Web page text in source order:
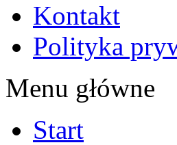
Kontakt
Polityka
Menu główne
Start